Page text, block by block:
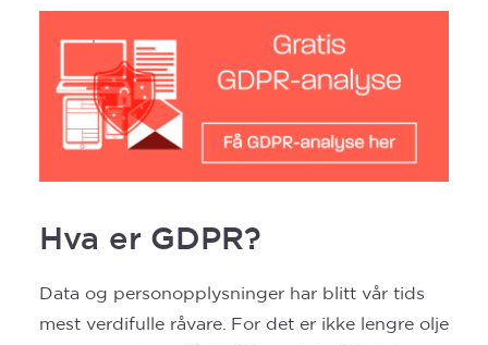
Hva er GDPR?
Data og personopplysninger har blitt vår tids
mest verdifulle råvare. For det er ikke lengre olje